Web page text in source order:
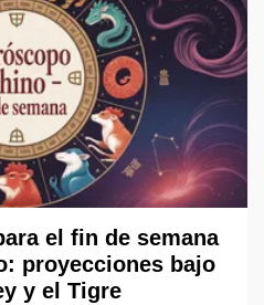
el fin de semana
proyecciones bajo
y el Tigre